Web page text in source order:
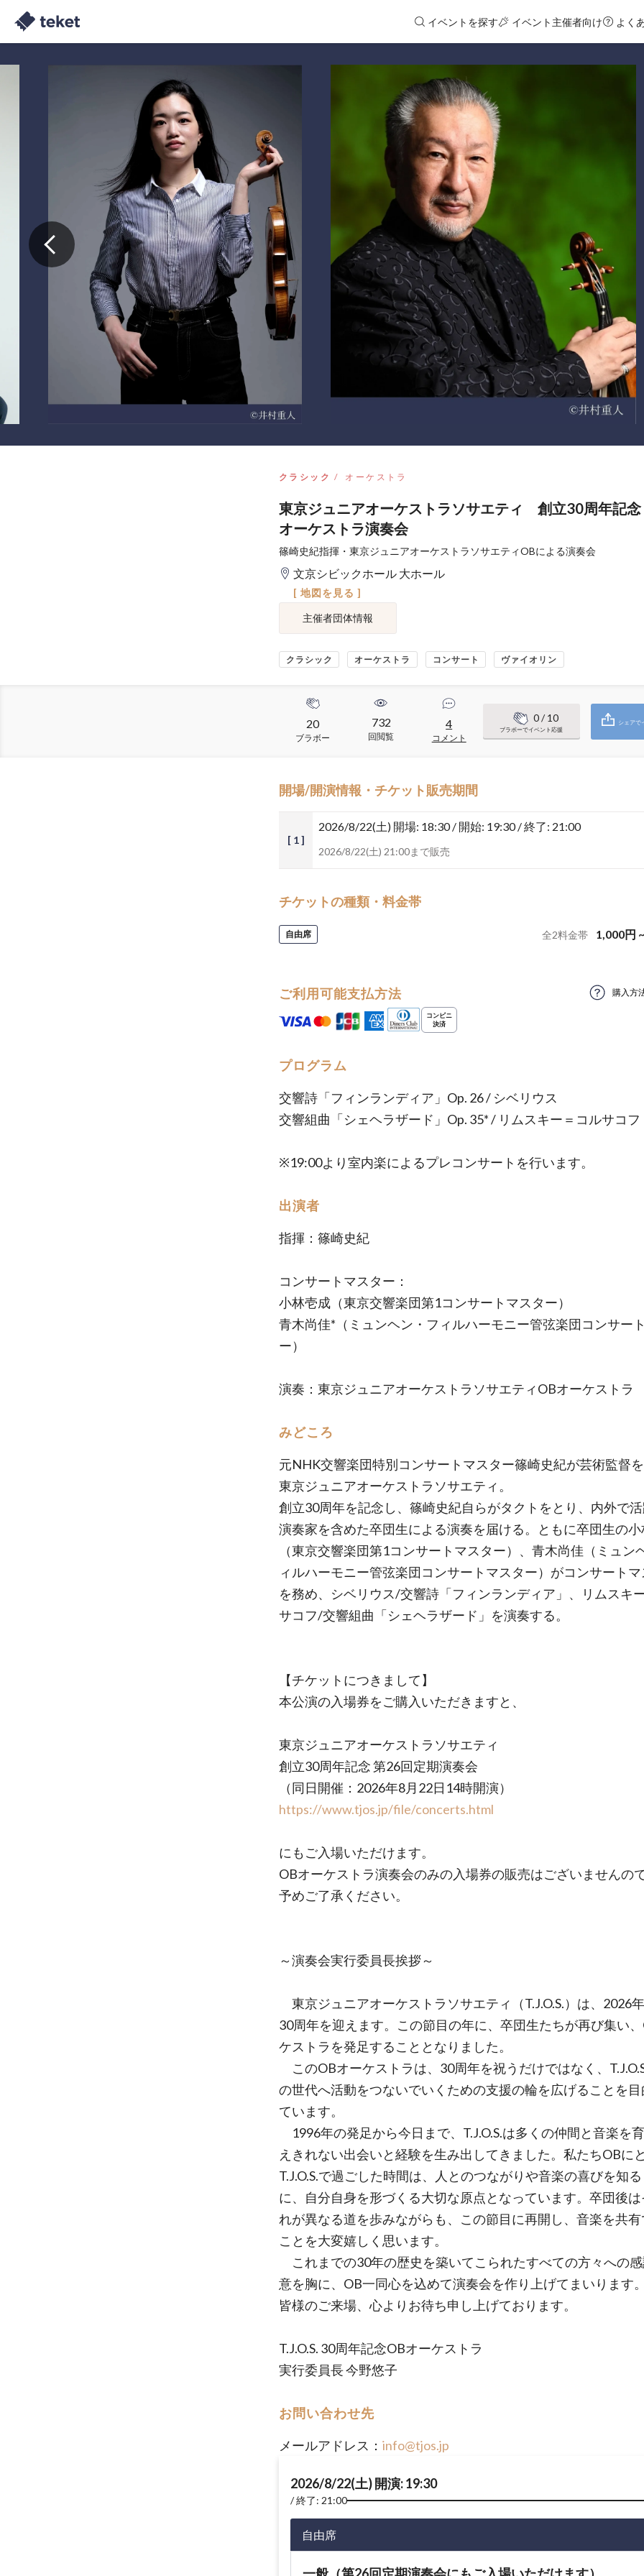
イベントを探す イベント主催者向け よく
クラシック オーケストラ
東京ジュニアオーケストラソサエティ 創立30周年記
オーケストラ演奏会
篠崎史紀指揮・東京ジュニアオーケストラソサエティOBによる演奏会
文京シビックホール 大ホール
[ 地図を見る ]
主催者団体情報
クラシック オーケストラ コンサート ヴァイオリン
20
ブラボー
732
回閲覧
4
コメント
0/ 10
ブラボーでイベント応援
シェアで
開場/開演情報・チケット販売期間
[ 1 ]
2026/8/22(土) 開場: 18:30 / 開始: 19:30 / 終了: 21:00
2026/8/22(土) 21:00まで販売
チケットの種類・料金帯
自由席 全2料金帯 1,000円
ご利用可能支払方法 購入方
プログラム
交響詩「フィンランディア」Op. 26 / シベリウス
交響組曲「シェヘラザード」Op. 35* / リムスキー＝コルサコフ
※19:00より室内楽によるプレコンサートを行います。
出演者
指揮：篠崎史紀
コンサートマスター：
小林壱成（東京交響楽団第1コンサートマスター）
青木尚佳*（ミュンヘン・フィルハーモニー管弦楽団コンサー
ー）
演奏：東京ジュニアオーケストラソサエティOBオーケストラ
みどころ
元NHK交響楽団特別コンサートマスター篠崎史紀が芸術監督
東京ジュニアオーケストラソサエティ。
創立30周年を記念し、篠崎史紀自らがタクトをとり、内外で
演奏家を含めた卒団生による演奏を届ける。ともに卒団生の
（東京交響楽団第1コンサートマスター）、青木尚佳（ミュン
ィルハーモニー管弦楽団コンサートマスター）がコンサート
を務め、シベリウス/交響詩「フィンランディア」、リムスキ
サコフ/交響組曲「シェヘラザード」を演奏する。
【チケットにつきまして】
本公演の入場券をご購入いただきますと、
東京ジュニアオーケストラソサエティ
創立30周年記念 第26回定期演奏会
（同日開催：2026年8月22日14時開演）
https://www.tjos.jp/file/concerts.html
にもご入場いただけます。
OBオーケストラ演奏会のみの入場券の販売はございませんの
予めご了承ください。
～演奏会実行委員長挨拶～
東京ジュニアオーケストラソサエティ（T.J.O.S.）は、2026
30周年を迎えます。この節目の年に、卒団生たちが再び集い
ケストラを発足することとなりました。
このOBオーケストラは、30周年を祝うだけではなく、
の世代へ活動をつないでいくための支援の輪を広げることを
ています。
1996年の発足から今日まで、T.J.O.S.は多くの仲間と音楽を
えきれない出会いと経験を生み出してきました。私たちOBに
T.J.O.S.で過ごした時間は、人とのつながりや音楽の喜びを知
に、自分自身を形づくる大切な原点となっています。卒団後
れが異なる道を歩みながらも、この節目に再開し、音楽を共
ことを大変嬉しく思います。
これまでの30年の歴史を築いてこられたすべての方々への
意を胸に、OB一同心を込めて演奏会を作り上げてまいります
皆様のご来場、心よりお待ち申し上げております。
T.J.O.S. 30周年記念OBオーケストラ
実行委員長 今野悠子
お問い合わせ先
メールアドレス： info@tjos.jp
2026/8/22(土) 開演: 19:30
終了: 21:00
自由席